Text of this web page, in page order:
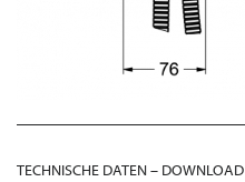
TECHNISCHE DATEN – DOWNLOAD